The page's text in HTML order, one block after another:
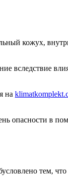
кожух,
вследствие
на
опасности в
тем,